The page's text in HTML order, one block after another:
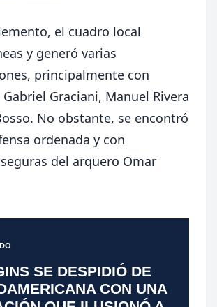
el cuadro local
y generó varias
principalmente con
Graciani, Manuel Rivera
No obstante, se encontró
ordenada y con
del arquero Omar
SE DESPIDIÓ DE
CON UNA